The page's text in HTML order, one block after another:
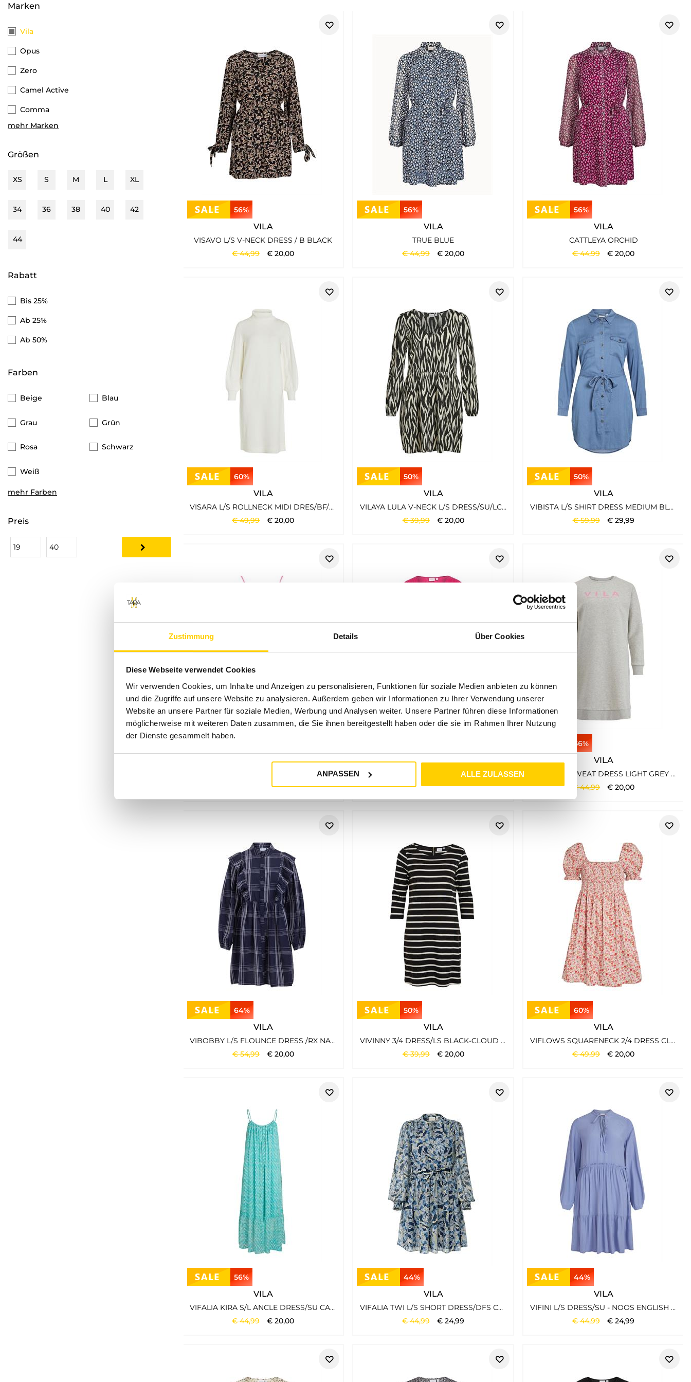
Zustimmung Details Über Cookies
Diese Webseite verwendet Cookies
Wir verwenden Cookies, um Inhalte und Anzeigen zu personalisieren, Funktionen für soziale Medien anbieten zu können
und die Zugriffe auf unsere Website zu analysieren. Außerdem geben wir Informationen zu Ihrer Verwendung unserer
Website an unsere Partner für soziale Medien, Werbung und Analysen weiter. Unsere Partner führen diese Informationen
möglicherweise mit weiteren Daten zusammen, die Sie ihnen bereitgestellt haben oder die sie im Rahmen Ihrer Nutzung
der Dienste gesammelt haben.
ANPASSEN ALLE ZULASSEN
Marken
Vila
Opus
Zero
Camel Active
Comma
Cecil
Monari
QS
Pieces
JDY
Ragwear
Street One
Eight 2 Nine
JJXX
Hailys
mehr Marken
Größen
XS S M L XL
34 36 38 40 42
44
Rabatt
Bis 25%
Ab 25%
Ab 50%
Farben
Beige Blau
Grau Grün
Rosa Schwarz
Weiß
mehr Farben
Preis
56%
VILA
VISAVO L/S V-NECK DRESS / B BLACK
€44,99 €20,00
56%
VILA
TRUE BLUE
€44,99 €20,00
56%
VILA
CATTLEYA ORCHID
€44,99 €20,00
60%
VILA
VISARA L/S ROLLNECK MIDI DRES/BF/KA SNOW WHITE
€49,99 €20,00
50%
VILA
VILAYA LULA V-NECK L/S DRESS/SU/LC BLACK
€39,99 € 20,00
50%
VILA
VIBISTA L/S SHIRT DRESS MEDIUM BLUE DENIM
€59,99 € 29,99
VILA
VIPRISILLA NEW S/L STRAP KNEE DRESS BEGONIA PINK
€20,00
VILA
VIPLISA V-NECK S/S DRESS/SU/VOL PINK YARROW
€34 99 €20,00
56%
VILA
VIVILA L/S SWEAT DRESS LIGHT GREY MELANGE
€44,99 €20,00
64%
VILA
VIBOBBY L/S FLOUNCE DRESS /RX NAVY BLAZER
€54,99 € 20,00
50%
VILA
VIVINNY 3/4 DRESS/LS BLACK-CLOUD DANCER
€39,99 € 20,00
60%
VILA
VIFLOWS SQUARENECK 2/4 DRESS CLOUD DANCER
€49,99 €20,00
56%
VILA
VIFALIA KIRA S/L ANCLE DRESS/SU CAPRI
€44,99 €20,00
44%
VILA
VIFALIA TWI L/S SHORT DRESS/DFS CORNSTALK
€44,99 €24,99
44%
VILA
VIFINI L/S DRESS/SU - NOOS ENGLISH MANOR
€44,99 €24,99